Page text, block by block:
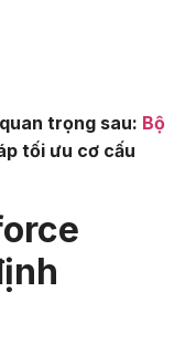
trọng sau: Bộ
tối ưu cơ cấu